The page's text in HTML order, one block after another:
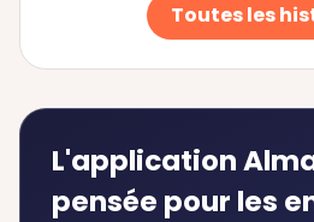
Toutes les
L'application
pensée pour les